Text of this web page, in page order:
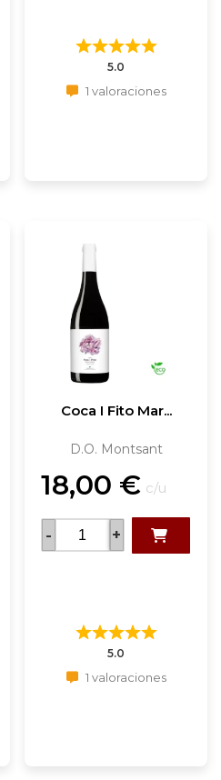
5.0
1 valoraciones
Coca I Fito Mar...
D.O. Montsant
18,00 € c/u
- +
5.0
1 valoraciones